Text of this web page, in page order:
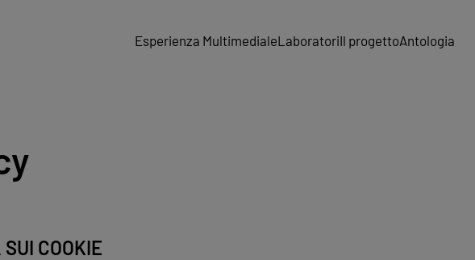
Esperienza MultimedialeLaboratoriIl progettoAntologia
COOKIE